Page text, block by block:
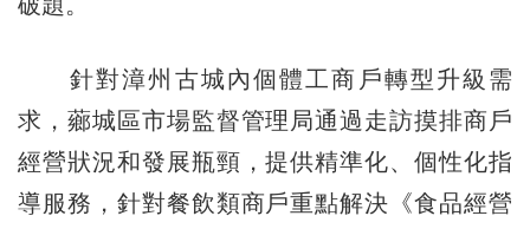
針對漳州古城內個體工商戶轉型升級需
求，薌城區市場監督管理局通過走訪摸排商戶
經營狀況和發展瓶頸，提供精準化、個性化指
導服務，針對餐飲類商戶重點解決《食品經營